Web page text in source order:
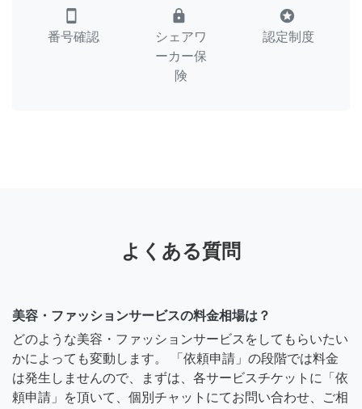
smartphone
番号確認
lock
シェアワ
ーカー保
険
stars
認定制度
よくある質問
美容・ファッションサービスの料金相場は？
どのような美容・ファッションサービスをしてもらいたい
かによっても変動します。 「依頼申請」の段階では料金
は発生しませんので、まずは、各サービスチケットに「依
頼申請」を頂いて、個別チャットにてお問い合わせ、ご相